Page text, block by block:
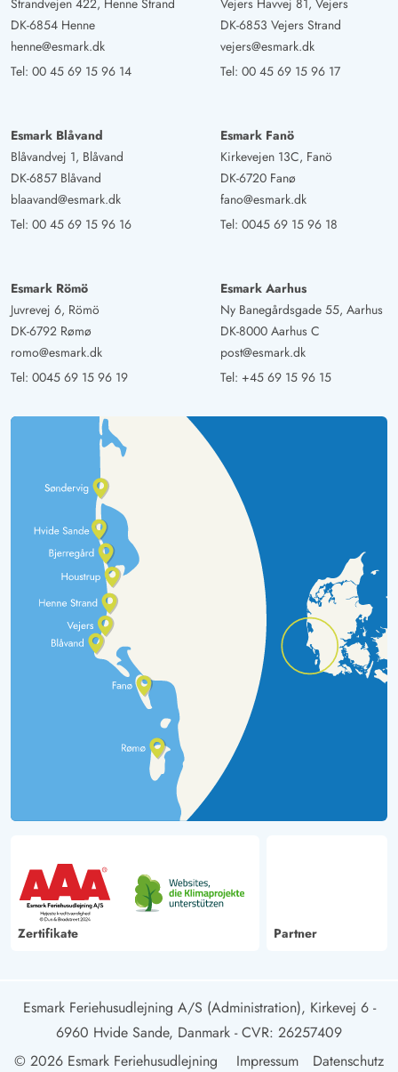
Strandvejen 422, Henne Strand
DK-6854 Henne
henne@esmark.dk
Tel: 00 45 69 15 96 14
Vejers Havvej 81, Vejers
DK-6853 Vejers Strand
vejers@esmark.dk
Tel: 00 45 69 15 96 17
Esmark Blåvand
Blåvandvej 1, Blåvand
DK-6857 Blåvand
blaavand@esmark.dk
Tel: 00 45 69 15 96 16
Esmark Fanö
Kirkevejen 13C, Fanö
DK-6720 Fanø
fano@esmark.dk
Tel: 0045 69 15 96 18
Esmark Römö
Juvrevej 6, Römö
DK-6792 Rømø
romo@esmark.dk
Tel: 0045 69 15 96 19
Esmark Aarhus
Ny Banegårdsgade 55, Aarhus
DK-8000 Aarhus C
post@esmark.dk
Tel: +45 69 15 96 15
Zertifikate Partner
Esmark Feriehusudlejning A/S (Administration), Kirkevej 6 -
6960 Hvide Sande, Danmark - CVR: 26257409
© 2026 Esmark Feriehusudlejning
Impressum Datenschutz